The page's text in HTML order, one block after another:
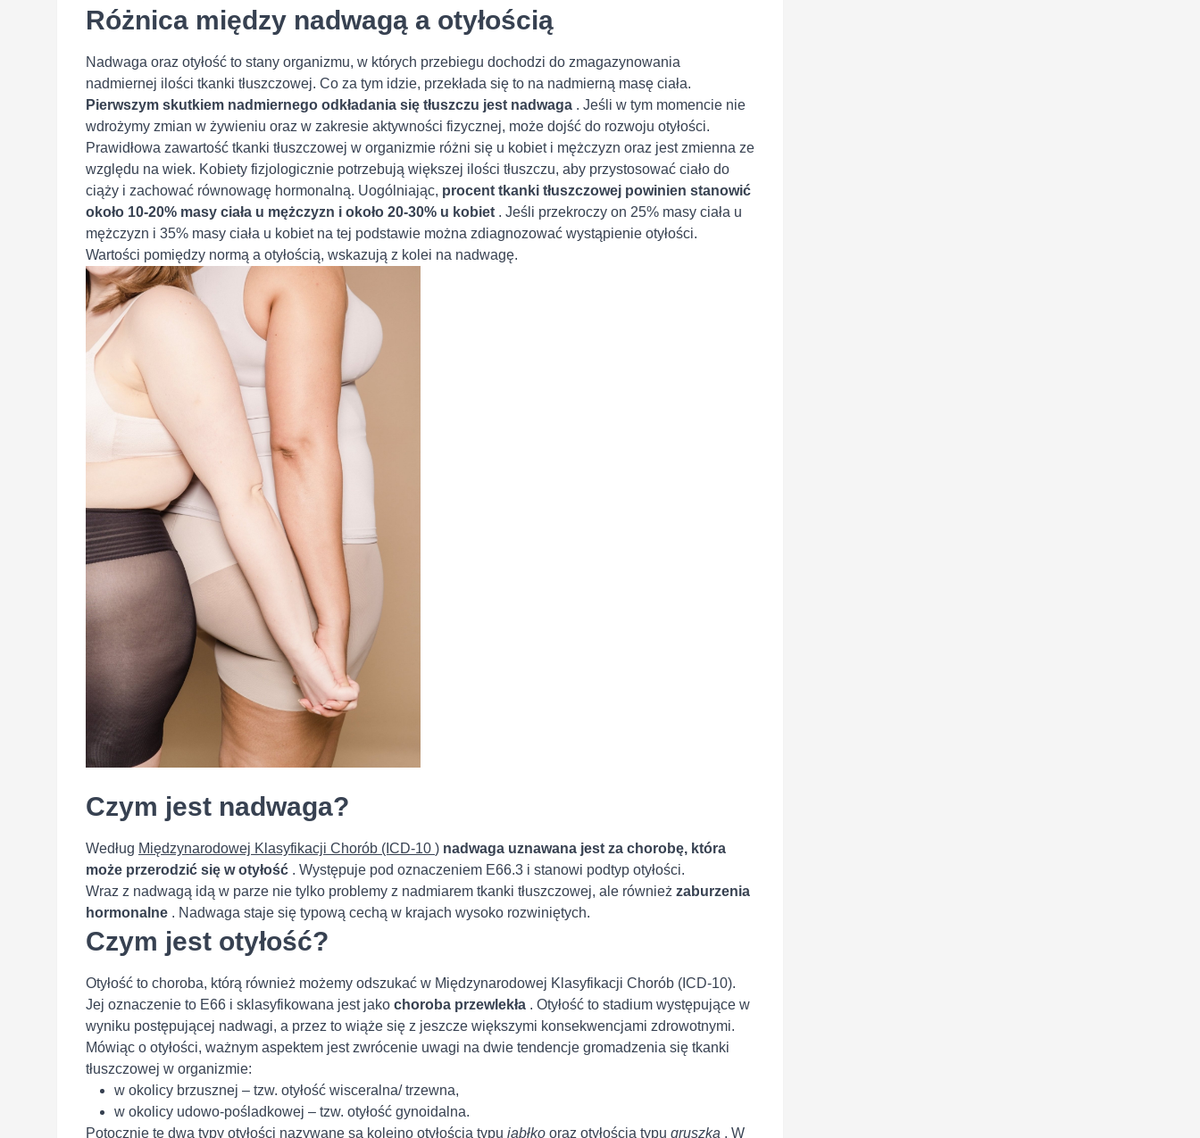
Różnica między nadwagą a otyłością
Nadwaga oraz otyłość to stany organizmu, w których przebiegu dochodzi do zmagazynowania
nadmiernej ilości tkanki tłuszczowej. Co za tym idzie, przekłada się to na nadmierną masę ciała.
Pierwszym skutkiem nadmiernego odkładania się tłuszczu jest nadwaga . Jeśli w tym momencie nie
wdrożymy zmian w żywieniu oraz w zakresie aktywności fizycznej, może dojść do rozwoju otyłości.
Prawidłowa zawartość tkanki tłuszczowej w organizmie różni się u kobiet i mężczyzn oraz jest zmienna ze
względu na wiek. Kobiety fizjologicznie potrzebują większej ilości tłuszczu, aby przystosować ciało do
ciąży i zachować równowagę hormonalną. Uogólniając, procent tkanki tłuszczowej powinien stanowić
około 10-20% masy ciała u mężczyzn i około 20-30% u kobiet . Jeśli przekroczy on 25% masy ciała u
mężczyzn i 35% masy ciała u kobiet na tej podstawie można zdiagnozować wystąpienie otyłości.
Wartości pomiędzy normą a otyłością, wskazują z kolei na nadwagę.
Czym jest nadwaga?
Według Międzynarodowej Klasyfikacji Chorób (ICD-10 ) nadwaga uznawana jest za chorobę, która
może przerodzić się w otyłość . Występuje pod oznaczeniem E66.3 i stanowi podtyp otyłości.
Wraz z nadwagą idą w parze nie tylko problemy z nadmiarem tkanki tłuszczowej, ale również zaburzenia
hormonalne . Nadwaga staje się typową cechą w krajach wysoko rozwiniętych.
Czym jest otyłość?
Otyłość to choroba, którą również możemy odszukać w Międzynarodowej Klasyfikacji Chorób (ICD-10).
Jej oznaczenie to E66 i sklasyfikowana jest jako choroba przewlekła . Otyłość to stadium występujące w
wyniku postępującej nadwagi, a przez to wiąże się z jeszcze większymi konsekwencjami zdrowotnymi.
Mówiąc o otyłości, ważnym aspektem jest zwrócenie uwagi na dwie tendencje gromadzenia się tkanki
tłuszczowej w organizmie:
w okolicy brzusznej – tzw. otyłość wisceralna/ trzewna,
w okolicy udowo-pośladkowej – tzw. otyłość gynoidalna.
Potocznie te dwa typy otyłości nazywane są kolejno otyłością typu jabłko oraz otyłością typu gruszka . W